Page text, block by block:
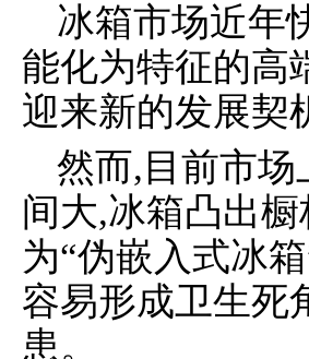
冰箱市场近年
能化为特征的高
迎来新的发展契
然而,目前市
间大,冰箱凸出
为“伪嵌入式冰
容易形成卫生死
患。